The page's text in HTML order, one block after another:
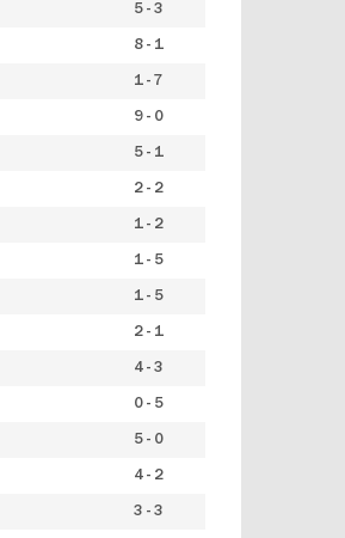
5 - 3
8 - 1
1 - 7
9 - 0
5 - 1
2 - 2
1 - 2
1 - 5
1 - 5
2 - 1
4 - 3
0 - 5
5 - 0
4 - 2
3 - 3